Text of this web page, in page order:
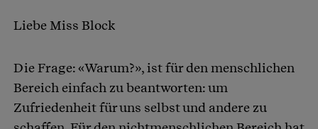
Liebe Miss Block
Die Frage: «Warum?», ist für den menschlichen
Bereich einfach zu beantworten: um
Zufriedenheit für uns selbst und andere zu